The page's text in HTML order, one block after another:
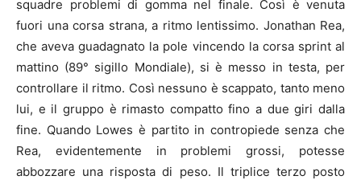
squadre problemi di gomma nel finale. Così è venuta
fuori una corsa strana, a ritmo lentissimo. Jonathan Rea,
che aveva guadagnato la pole vincendo la corsa sprint al
mattino (89° sigillo Mondiale), si è messo in testa, per
controllare il ritmo. Così nessuno è scappato, tanto meno
lui, e il gruppo è rimasto compatto fino a due giri dalla
fine. Quando Lowes è partito in contropiede senza che
Rea, evidentemente in problemi grossi, potesse
abbozzare una risposta di peso. Il triplice terzo posto